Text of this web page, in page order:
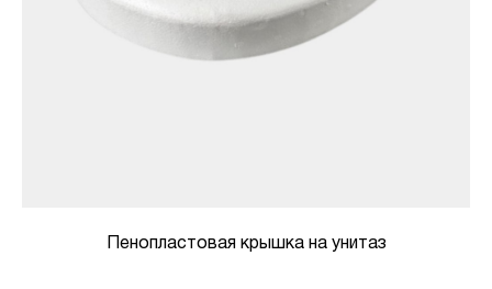
Пенопластовая крышка на унитаз